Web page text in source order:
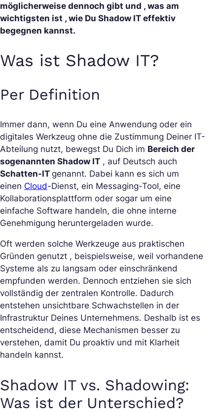
möglicherweise dennoch gibt und , was am
wichtigsten ist , wie Du Shadow IT effektiv
begegnen kannst.
Was ist Shadow IT?
Per Definition
Immer dann, wenn Du eine Anwendung oder ein
digitales Werkzeug ohne die Zustimmung Deiner IT-
Abteilung nutzt, bewegst Du Dich im Bereich der
sogenannten Shadow IT , auf Deutsch auch
Schatten-IT genannt. Dabei kann es sich um
einen Cloud-Dienst, ein Messaging-Tool, eine
Kollaborationsplattform oder sogar um eine
einfache Software handeln, die ohne interne
Genehmigung heruntergeladen wurde.
Oft werden solche Werkzeuge aus praktischen
Gründen genutzt , beispielsweise, weil vorhandene
Systeme als zu langsam oder einschränkend
empfunden werden. Dennoch entziehen sie sich
vollständig der zentralen Kontrolle. Dadurch
entstehen unsichtbare Schwachstellen in der
Infrastruktur Deines Unternehmens. Deshalb ist es
entscheidend, diese Mechanismen besser zu
verstehen, damit Du proaktiv und mit Klarheit
handeln kannst.
Shadow IT vs. Shadowing:
Was ist der Unterschied?